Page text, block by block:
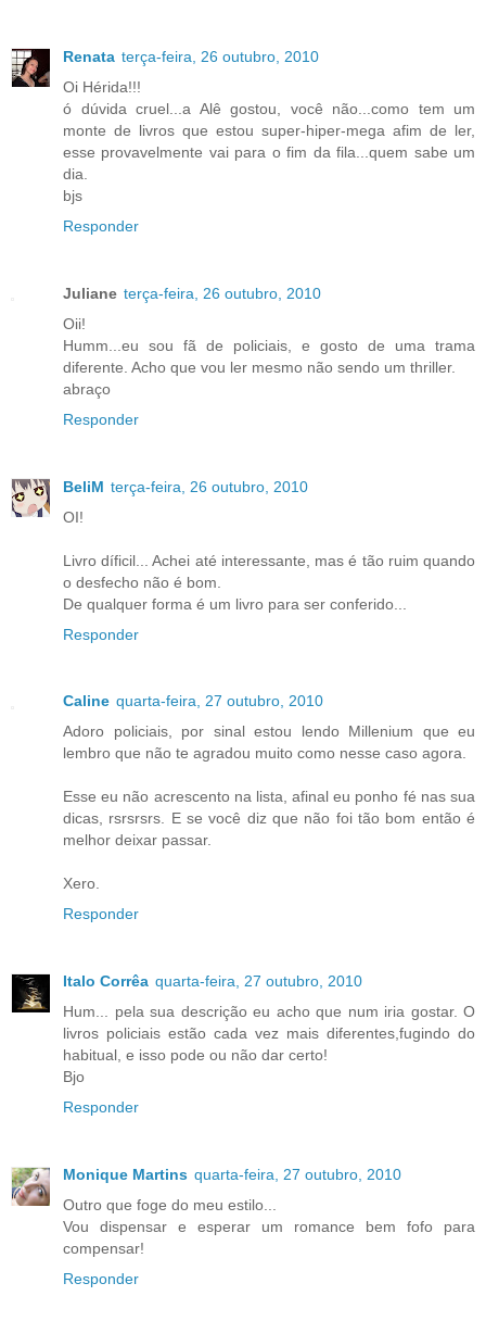
Renata terça-feira, 26 outubro, 2010
Oi Hérida!!!
ó dúvida cruel...a Alê gostou, você não...como tem um
monte de livros que estou super-hiper-mega afim de ler,
esse provavelmente vai para o fim da fila...quem sabe um
dia.
bjs
Responder
Juliane terça-feira, 26 outubro, 2010
Oii!
Humm...eu sou fã de policiais, e gosto de uma trama
diferente. Acho que vou ler mesmo não sendo um thriller.
abraço
Responder
BeliM terça-feira, 26 outubro, 2010
OI!
Livro díficil... Achei até interessante, mas é tão ruim quando
o desfecho não é bom.
De qualquer forma é um livro para ser conferido...
Responder
Caline quarta-feira, 27 outubro, 2010
Adoro policiais, por sinal estou lendo Millenium que eu
lembro que não te agradou muito como nesse caso agora.
Esse eu não acrescento na lista, afinal eu ponho fé nas sua
dicas, rsrsrsrs. E se você diz que não foi tão bom então é
melhor deixar passar.
Xero.
Responder
Italo Corrêa quarta-feira, 27 outubro, 2010
Hum... pela sua descrição eu acho que num iria gostar. O
livros policiais estão cada vez mais diferentes,fugindo do
habitual, e isso pode ou não dar certo!
Bjo
Responder
Monique Martins quarta-feira, 27 outubro, 2010
Outro que foge do meu estilo...
Vou dispensar e esperar um romance bem fofo para
compensar!
Responder